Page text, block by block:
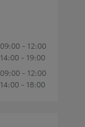
09:00 - 12:00
14:00 - 19:00
09:00 - 12:00
14:00 - 18:00